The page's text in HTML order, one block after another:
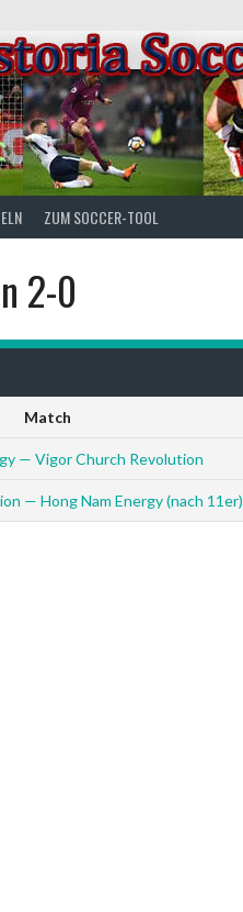
ZUM SOCCER-TOOL
2-0
Match
— Vigor Church Revolution
— Hong Nam Energy (nach 11er)